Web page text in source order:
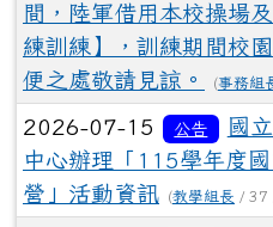
間，陸軍借用本校操場
練訓練】，訓練期間校
便之處敬請見諒。
(事務組
2026-07-15 公告
國
中心辦理「115學年度
營」活動資訊
(教學組長 / 37